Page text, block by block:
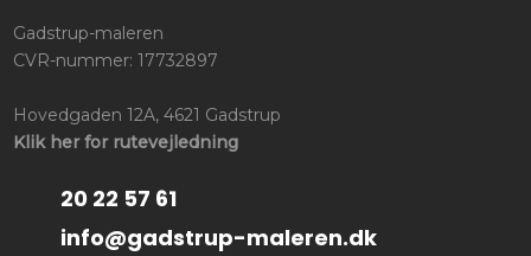
Gadstrup-maleren
CVR-nummer: 17732897
Hovedgaden 12A, 4621 Gadstrup
Klik her for rutevejledning
20 22 57 61
info@gadstrup-maleren.dk